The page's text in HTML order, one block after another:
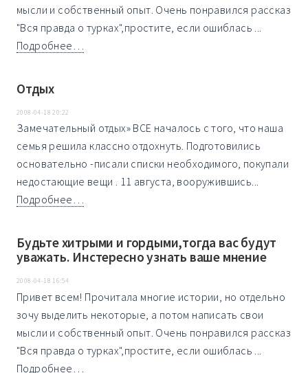
мысли и собственный опыт. Очень понравился рассказ
"Вся правда о турках",простите, если ошиблась ...
Подробнее…
Отдых
2008-04-18 20:22
Замечательный отдых» ВСЕ началось с того, что наша
семья решила классно отдохнуть. Подготовились
основательно -писали списки необходимого, покупали
недостающие вещи . 11 августа, вооружившись...
Подробнее…
Будьте хитрыми и гордыми,тогда вас будут
уважать. Инстересно узнать ваше мнение
2008-04-18 16:54
Привет всем! Прочитала многие истории, но отдельно
зочу выделить некоторые, а потом написать свои
мысли и собственный опыт. Очень понравился рассказ
"Вся правда о турках",простите, если ошиблась ...
Подробнее…